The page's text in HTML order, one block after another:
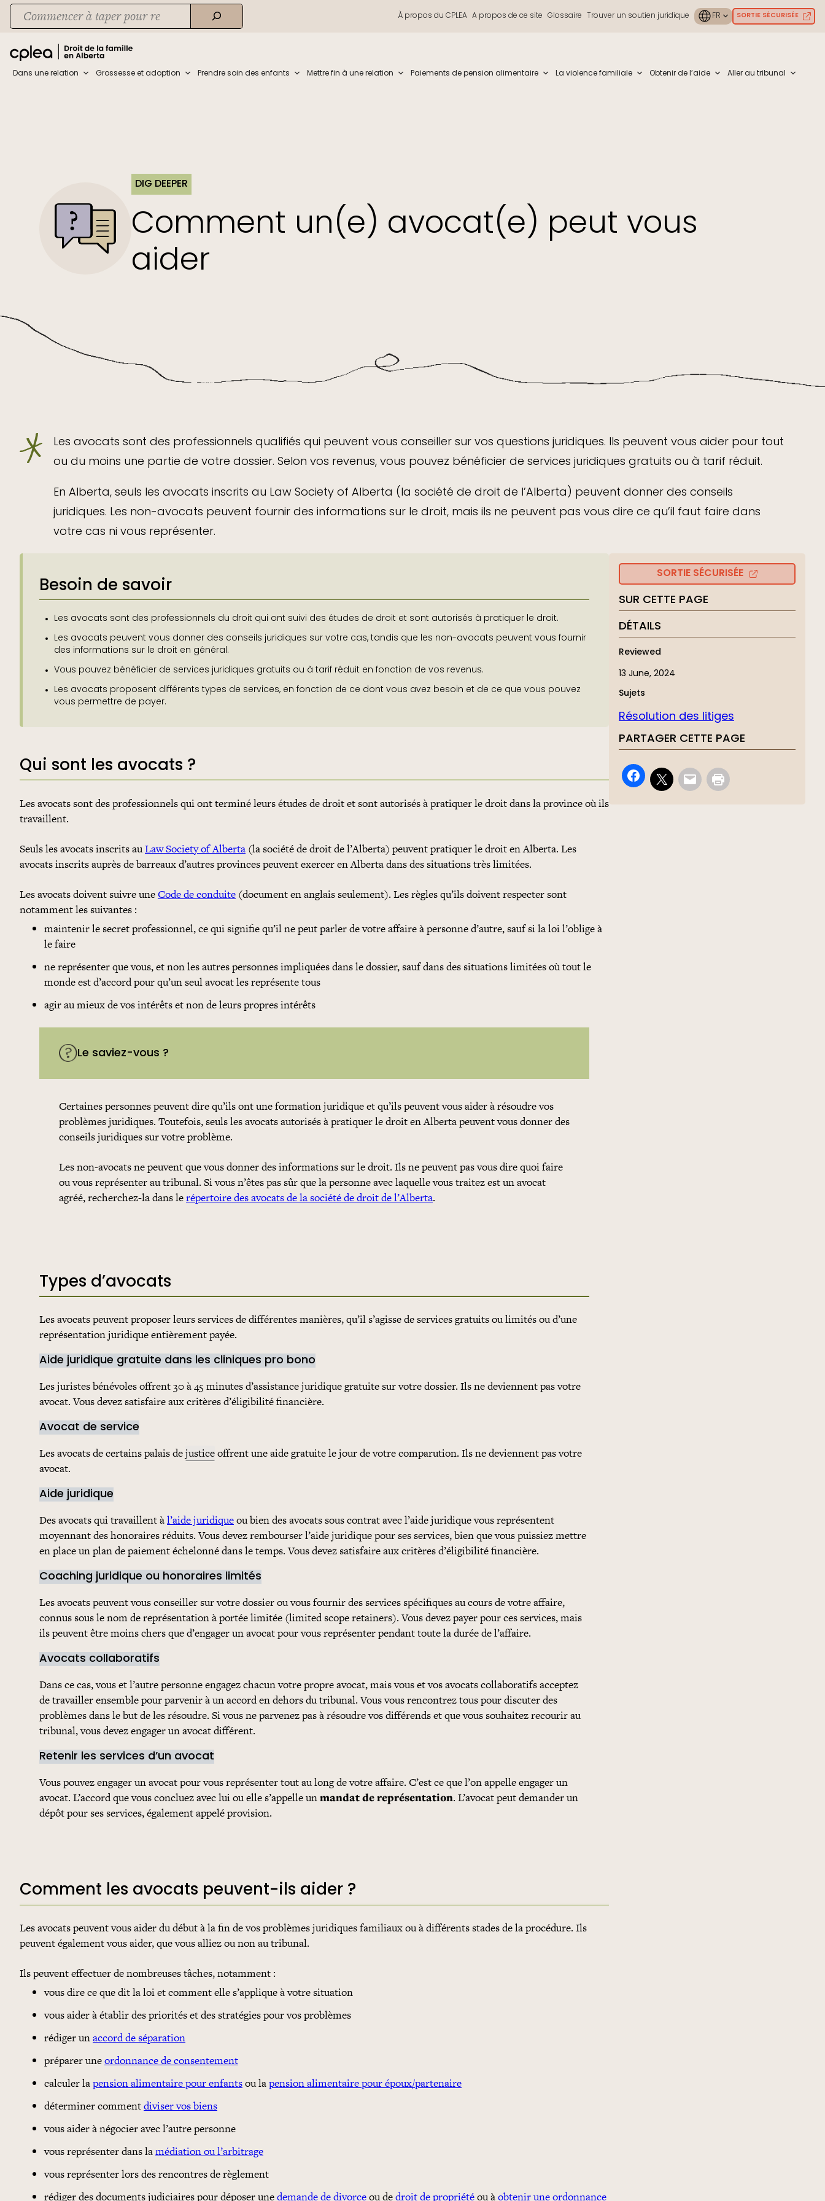
SkipRecherche
À propos du CPLEA A propos de ce site Glossaire Trouver un soutien juridique SORTIE SÉCURISÉE
Dans une relation Grossesse et adoption Prendre soin des enfants Mettre fin à une relation Paiements de pension alimentaire La violence familiale Obtenir de l’aide Aller au tribunal
DIG DEEPER
Comment un(e) avocat(e) peut vous
aider
Les avocats sont des professionnels qualifiés qui peuvent vous conseiller sur vos questions juridiques. Ils peuvent vous aider pour tout
ou du moins une partie de votre dossier. Selon vos revenus, vous pouvez bénéficier de services juridiques gratuits ou à tarif réduit.
En Alberta, seuls les avocats inscrits au Law Society of Alberta (la société de droit de l’Alberta) peuvent donner des conseils
juridiques. Les non-avocats peuvent fournir des informations sur le droit, mais ils ne peuvent pas vous dire ce qu’il faut faire dans
votre cas ni vous représenter.
Besoin de savoir
Les avocats sont des professionnels du droit qui ont suivi des études de droit et sont autorisés à pratiquer le droit.
Les avocats peuvent vous donner des conseils juridiques sur votre cas, tandis que les non-avocats peuvent vous fournir
des informations sur le droit en général.
Vous pouvez bénéficier de services juridiques gratuits ou à tarif réduit en fonction de vos revenus.
Les avocats proposent différents types de services, en fonction de ce dont vous avez besoin et de ce que vous pouvez
vous permettre de payer.
Qui sont les avocats ?
Les avocats sont des professionnels qui ont terminé leurs études de droit et sont autorisés à pratiquer le droit dans la province où ils
travaillent.
Seuls les avocats inscrits auLaw Society of Alberta (la société de droit de l’Alberta) peuvent pratiquer le droit en Alberta. Les
avocats inscrits auprès de barreaux d’autres provinces peuvent exercer en Alberta dans des situations très limitées.
Les avocats doivent suivre uneCode de conduite (document en anglais seulement). Les règles qu’ils doivent respecter sont
notamment les suivantes :
maintenir le secret professionnel, ce qui signifie qu’il ne peut parler de votre affaire à personne d’autre, sauf si la loi l’oblige à
le faire
ne représenter que vous, et non les autres personnes impliquées dans le dossier, sauf dans des situations limitées où tout le
monde est d’accord pour qu’un seul avocat les représente tous
agir au mieux de vos intérêts et non de leurs propres intérêts
Le saviez-vous ?
Certaines personnes peuvent dire qu’ils ont une formation juridique et qu’ils peuvent vous aider à résoudre vos
problèmes juridiques. Toutefois, seuls les avocats autorisés à pratiquer le droit en Alberta peuvent vous donner des
conseils juridiques sur votre problème.
Les non-avocats ne peuvent que vous donner des informations sur le droit. Ils ne peuvent pas vous dire quoi faire
ou vous représenter au tribunal. Si vous n’êtes pas sûr que la personne avec laquelle vous traitez est un avocat
agréé, recherchez-la dans lerépertoire des avocats de la société de droit de l’Alberta.
Types d’avocats
Les avocats peuvent proposer leurs services de différentes manières, qu’il s’agisse de services gratuits ou limités ou d’une
représentation juridique entièrement payée.
Aide juridique gratuite dans les cliniques pro bono
Les juristes bénévoles offrent 30 à 45 minutes d’assistance juridique gratuite sur votre dossier. Ils ne deviennent pas votre
avocat. Vous devez satisfaire aux critères d’éligibilité financière.
Avocat de service
Les avocats de certains palais dejusticeoffrent une aide gratuite le jour de votre comparution. Ils ne deviennent pas votre
avocat.
Aide juridique
Des avocats qui travaillent àl’aide juridiqueou bien des avocats sous contrat avec l’aide juridique vous représentent
moyennant des honoraires réduits. Vous devez rembourser l’aide juridique pour ses services, bien que vous puissiez mettre
en place un plan de paiement échelonné dans le temps. Vous devez satisfaire aux critères d’éligibilité financière.
Coaching juridique ou honoraires limités
Les avocats peuvent vous conseiller sur votre dossier ou vous fournir des services spécifiques au cours de votre affaire,
connus sous le nom de représentation à portée limitée (limited scope retainers). Vous devez payer pour ces services, mais
ils peuvent être moins chers que d’engager un avocat pour vous représenter pendant toute la durée de l’affaire.
Avocats collaboratifs
Dans ce cas, vous et l’autre personne engagez chacun votre propre avocat, mais vous et vos avocats collaboratifs acceptez
de travailler ensemble pour parvenir à un accord en dehors du tribunal. Vous vous rencontrez tous pour discuter des
problèmes dans le but de les résoudre. Si vous ne parvenez pas à résoudre vos différends et que vous souhaitez recourir au
tribunal, vous devez engager un avocat différent.
Retenir les services d’un avocat
Vous pouvez engager un avocat pour vous représenter tout au long de votre affaire. C’est ce que l’on appelle engager un
avocat. L’accord que vous concluez avec lui ou elle s’appelle unmandat de représentation. L’avocat peut demander un
dépôt pour ses services, également appelé provision.
Comment les avocats peuvent-ils aider ?
Les avocats peuvent vous aider du début à la fin de vos problèmes juridiques familiaux ou à différents stades de la procédure. Ils
peuvent également vous aider, que vous alliez ou non au tribunal.
Ils peuvent effectuer de nombreuses tâches, notamment :
vous dire ce que dit la loi et comment elle s’applique à votre situation
vous aider à établir des priorités et des stratégies pour vos problèmes
rédiger unaccord de séparation
préparer uneordonnance de consentement
calculer lapension alimentaire pour enfantsou lapension alimentaire pour époux/partenaire
déterminer commentdiviser vos biens
vous aider à négocier avec l’autre personne
vous représenter dans lamédiation ou l’arbitrage
vous représenter lors des rencontres de règlement
rédiger des documents judiciaires pour déposer unedemande de divorceou dedroit de propriétéou àobtenir une ordonnance
SORTIE SÉCURISÉE
SUR CETTE PAGE
DÉTAILS
Reviewed
13 June, 2024
Sujets
Résolution des litiges
PARTAGER CETTE PAGE